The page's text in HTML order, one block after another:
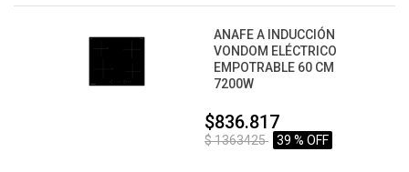
ANAFE A INDUCCIÓN
VONDOM ELÉCTRICO
EMPOTRABLE 60 CM
7200W
$836.817
$ 1363425 39 % OFF